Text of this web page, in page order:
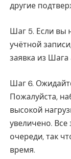
другие
Шаг 5. Если вы
учётной
заявка из
Шаг 6.
Пожалуйста,
высокой
увеличено. Все
очереди, так
время.